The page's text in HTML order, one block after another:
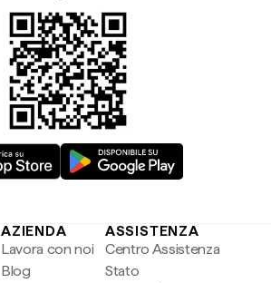
AZIENDA
Lavora con noi
Blog
ASSISTENZA
Centro Assistenza
Stato